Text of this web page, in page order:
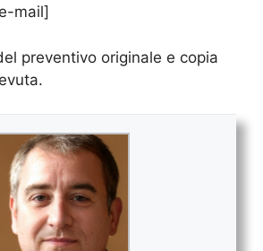
mail]
preventivo originale e copia